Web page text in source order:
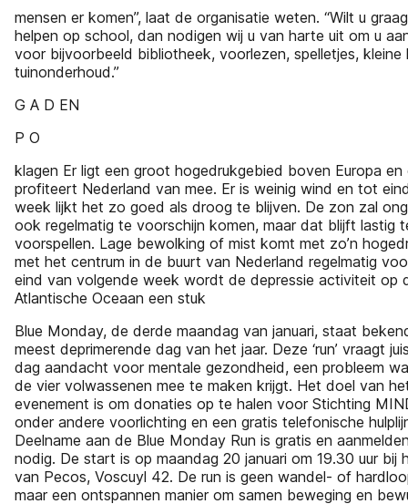
mensen er komen”, laat de organisatie weten. “Wilt u
helpen op school, dan nodigen wij u van harte uit om u
voor bijvoorbeeld bibliotheek, voorlezen, spelletjes, kleine
tuinonderhoud.”
G A D EN
P O
klagen Er ligt een groot hogedrukgebied boven Europa en
profiteert Nederland van mee. Er is weinig wind en tot
week lijkt het zo goed als droog te blijven. De zon zal
ook regelmatig te voorschijn komen, maar dat blijft lastig
voorspellen. Lage bewolking of mist komt met zo’n
met het centrum in de buurt van Nederland regelmatig
eind van volgende week wordt de depressie activiteit op
Atlantische Oceaan een stuk
Blue Monday, de derde maandag van januari, staat
meest deprimerende dag van het jaar. Deze ‘run’ vraagt
dag aandacht voor mentale gezondheid, een probleem
de vier volwassenen mee te maken krijgt. Het doel van
evenement is om donaties op te halen voor Stichting
onder andere voorlichting en een gratis telefonische
Deelname aan de Blue Monday Run is gratis en
nodig. De start is op maandag 20 januari om 19.30 uur bij
van Pecos, Voscuyl 42. De run is geen wandel- of
maar een ontspannen manier om samen beweging en